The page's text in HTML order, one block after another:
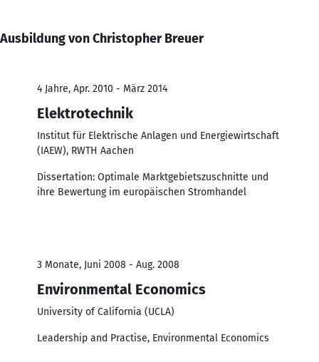
Ausbildung von Christopher Breuer
4 Jahre, Apr. 2010 - März 2014
Elektrotechnik
Institut für Elektrische Anlagen und Energiewirtschaft
(IAEW), RWTH Aachen
Dissertation: Optimale Marktgebietszuschnitte und
ihre Bewertung im europäischen Stromhandel
3 Monate, Juni 2008 - Aug. 2008
Environmental Economics
University of California (UCLA)
Leadership and Practise, Environmental Economics